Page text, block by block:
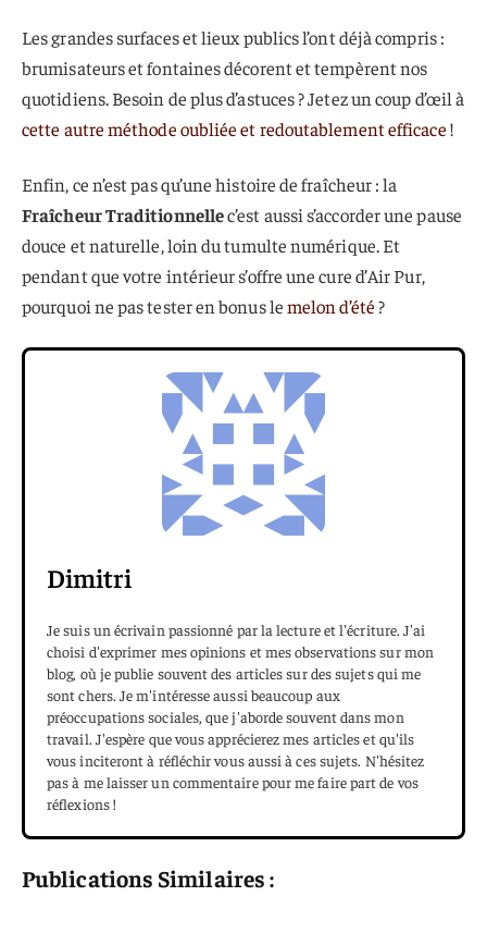
Les grandes surfaces et lieux publics l’ont déjà compris :
brumisateurs et fontaines décorent et tempèrent nos
quotidiens. Besoin de plus d’astuces ? Jetez un coup d’œil à
cette autre méthode oubliée et redoutablement efficace!
Enfin, ce n’est pas qu’une histoire de fraîcheur : la
Fraîcheur Traditionnellec’est aussi s’accorder une pause
douce et naturelle, loin du tumulte numérique. Et
pendant que votre intérieur s’offre une cure d’Air Pur,
pourquoi ne pas tester en bonus lemelon d’été?
Dimitri
Je suis un écrivain passionné par la lecture et l'écriture. J'ai
choisi d'exprimer mes opinions et mes observations sur mon
blog, où je publie souvent des articles sur des sujets qui me
sont chers. Je m'intéresse aussi beaucoup aux
préoccupations sociales, que j'aborde souvent dans mon
travail. J'espère que vous apprécierez mes articles et qu'ils
vous inciteront à réfléchir vous aussi à ces sujets. N'hésitez
pas à me laisser un commentaire pour me faire part de vos
réflexions !
Publications Similaires :